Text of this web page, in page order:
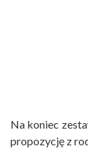
Na koniec
propozycję z